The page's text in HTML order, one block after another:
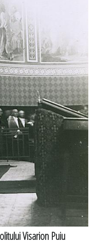
Visarion Puiu